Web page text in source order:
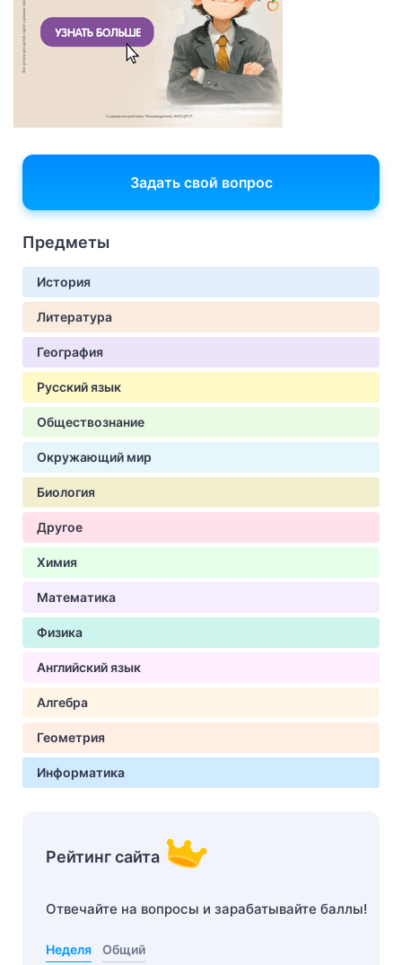
Задать свой вопрос
Предметы
История
Литература
География
Русский язык
Обществознание
Окружающий мир
Биология
Другое
Химия
Математика
Физика
Английский язык
Алгебра
Геометрия
Информатика
Рейтинг сайта
Отвечайте на вопросы и зарабатывайте баллы!
Неделя Общий